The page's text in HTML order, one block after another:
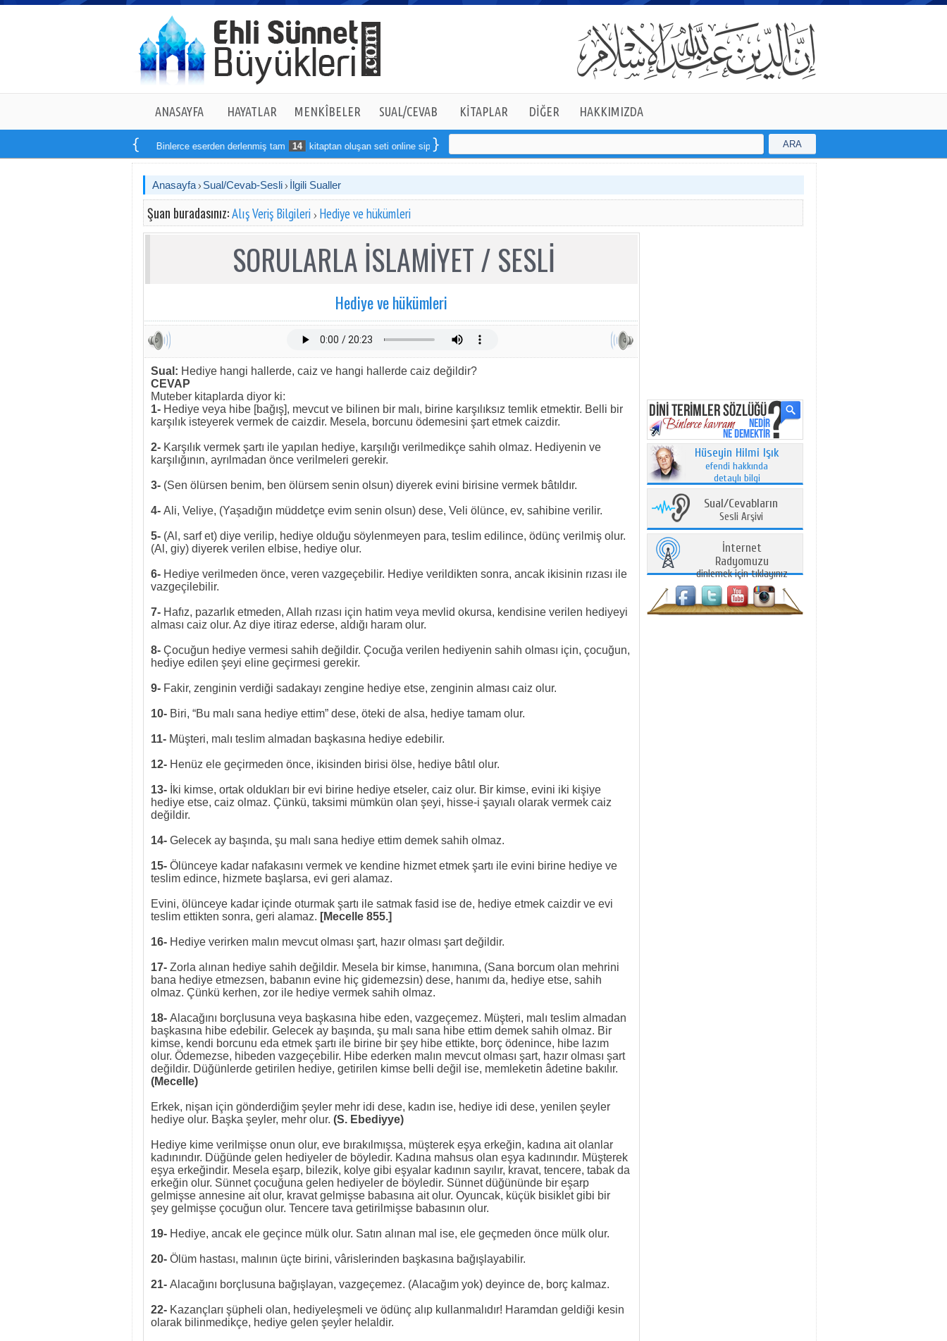
ANASAYFA HAYATLAR MENKÎBELER SUAL/CEVAB KİTAPLAR DİĞER HAKKIMIZDA
Binlerce eserden derlenmiş tam 14 kitaptan oluşan seti online sipariş verebilirsiniz ARA
Anasayfa Sual/Cevab-Sesli İlgili Sualler
Şuan buradasınız:Alış Veriş Bilgileri Hediye ve hükümleri
SORULARLA İSLAMİYET / SESLİ
Hediye ve hükümleri
Sual: Hediye hangi hallerde, caiz ve hangi hallerde caiz değildir?
CEVAP
Muteber kitaplarda diyor ki:
1- Hediye veya hibe [bağış], mevcut ve bilinen bir malı, birine karşılıksız temlik etmektir. Belli bir
karşılık isteyerek vermek de caizdir. Mesela, borcunu ödemesini şart etmek caizdir.
2- Karşılık vermek şartı ile yapılan hediye, karşılığı verilmedikçe sahih olmaz. Hediyenin ve
karşılığının, ayrılmadan önce verilmeleri gerekir.
3- (Sen ölürsen benim, ben ölürsem senin olsun) diyerek evini birisine vermek bâtıldır.
4- Ali, Veliye, (Yaşadığın müddetçe evim senin olsun) dese, Veli ölünce, ev, sahibine verilir.
5- (Al, sarf et) diye verilip, hediye olduğu söylenmeyen para, teslim edilince, ödünç verilmiş olur.
(Al, giy) diyerek verilen elbise, hediye olur.
6- Hediye verilmeden önce, veren vazgeçebilir. Hediye verildikten sonra, ancak ikisinin rızası ile
vazgeçilebilir.
7- Hafız, pazarlık etmeden, Allah rızası için hatim veya mevlid okursa, kendisine verilen hediyeyi
alması caiz olur. Az diye itiraz ederse, aldığı haram olur.
8- Çocuğun hediye vermesi sahih değildir. Çocuğa verilen hediyenin sahih olması için, çocuğun,
hediye edilen şeyi eline geçirmesi gerekir.
9- Fakir, zenginin verdiği sadakayı zengine hediye etse, zenginin alması caiz olur.
10- Biri, “Bu malı sana hediye ettim” dese, öteki de alsa, hediye tamam olur.
11- Müşteri, malı teslim almadan başkasına hediye edebilir.
12- Henüz ele geçirmeden önce, ikisinden birisi ölse, hediye bâtıl olur.
13- İki kimse, ortak oldukları bir evi birine hediye etseler, caiz olur. Bir kimse, evini iki kişiye
hediye etse, caiz olmaz. Çünkü, taksimi mümkün olan şeyi, hisse-i şayıalı olarak vermek caiz
değildir.
14- Gelecek ay başında, şu malı sana hediye ettim demek sahih olmaz.
15- Ölünceye kadar nafakasını vermek ve kendine hizmet etmek şartı ile evini birine hediye ve
teslim edince, hizmete başlarsa, evi geri alamaz.
Evini, ölünceye kadar içinde oturmak şartı ile satmak fasid ise de, hediye etmek caizdir ve evi
teslim ettikten sonra, geri alamaz. [Mecelle 855.]
16- Hediye verirken malın mevcut olması şart, hazır olması şart değildir.
17- Zorla alınan hediye sahih değildir. Mesela bir kimse, hanımına, (Sana borcum olan mehrini
bana hediye etmezsen, babanın evine hiç gidemezsin) dese, hanımı da, hediye etse, sahih
olmaz. Çünkü kerhen, zor ile hediye vermek sahih olmaz.
18- Alacağını borçlusuna veya başkasına hibe eden, vazgeçemez. Müşteri, malı teslim almadan
başkasına hibe edebilir. Gelecek ay başında, şu malı sana hibe ettim demek sahih olmaz. Bir
kimse, kendi borcunu eda etmek şartı ile birine bir şey hibe ettikte, borç ödenince, hibe lazım
olur. Ödemezse, hibeden vazgeçebilir. Hibe ederken malın mevcut olması şart, hazır olması şart
değildir. Düğünlerde getirilen hediye, getirilen kimse belli değil ise, memleketin âdetine bakılır.
(Mecelle)
Erkek, nişan için gönderdiğim şeyler mehr idi dese, kadın ise, hediye idi dese, yenilen şeyler
hediye olur. Başka şeyler, mehr olur. (S. Ebediyye)
Hediye kime verilmişse onun olur, eve bırakılmışsa, müşterek eşya erkeğin, kadına ait olanlar
kadınındır. Düğünde gelen hediyeler de böyledir. Kadına mahsus olan eşya kadınındır. Müşterek
eşya erkeğindir. Mesela eşarp, bilezik, kolye gibi eşyalar kadının sayılır, kravat, tencere, tabak da
erkeğin olur. Sünnet çocuğuna gelen hediyeler de böyledir. Sünnet düğününde bir eşarp
gelmişse annesine ait olur, kravat gelmişse babasına ait olur. Oyuncak, küçük bisiklet gibi bir
şey gelmişse çocuğun olur. Tencere tava getirilmişse babasının olur.
19- Hediye, ancak ele geçince mülk olur. Satın alınan mal ise, ele geçmeden önce mülk olur.
20- Ölüm hastası, malının üçte birini, vârislerinden başkasına bağışlayabilir.
21- Alacağını borçlusuna bağışlayan, vazgeçemez. (Alacağım yok) deyince de, borç kalmaz.
22- Kazançları şüpheli olan, hediyeleşmeli ve ödünç alıp kullanmalıdır! Haramdan geldiği kesin
olarak bilinmedikçe, hediye gelen şeyler helaldir.
Hüseyin Hilmi Işık
efendi hakkında
detaylı bilgi
Sual/Cevabların
Sesli Arşivi
İnternet
Radyomuzu
dinlemek için tıklayınız